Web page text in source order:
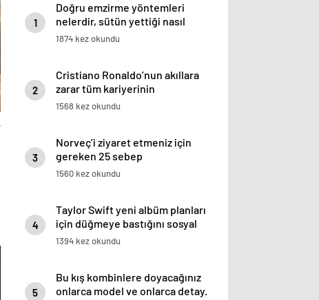
1
Doğru emzirme yöntemleri
nelerdir, sütün yettiği nasıl
anlaşılır?
1874 kez okundu
2
Cristiano Ronaldo’nun akıllara
zarar tüm kariyerinin
istatistiğini çıkardık !
1568 kez okundu
3
Norveç’i ziyaret etmeniz için
gereken 25 sebep
1560 kez okundu
4
Taylor Swift yeni albüm planları
için düğmeye bastığını sosyal
medyadan duyurdu!
1394 kez okundu
5
Bu kış kombinlere doyacağınız
onlarca model ve onlarca detay.